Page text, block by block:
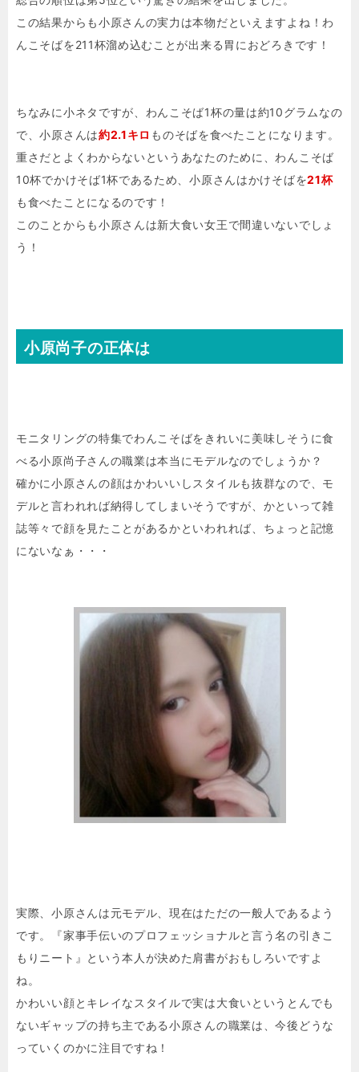
この結果からも小原さんの実力は本物だといえますよね！わ
んこそばを211杯溜め込むことが出来る胃におどろきです！
ちなみに小ネタですが、わんこそば1杯の量は約10グラムなの
で、小原さんは約2.1キロ ものそばを食べたことになります。
重さだとよくわからないというあなたのために、わんこそば
10杯でかけそば1杯であるため、小原さんはかけそばを21杯
も食べたことになるのです！
このことからも小原さんは新大食い女王で間違いないでしょ
う！
小原尚子の正体は
モニタリングの特集でわんこそばをきれいに美味しそうに食
べる小原尚子さんの職業は本当にモデルなのでしょうか？
確かに小原さんの顔はかわいいしスタイルも抜群なので、モ
デルと言われれば納得してしまいそうですが、かといって雑
誌等々で顔を見たことがあるかといわれれば、ちょっと記憶
にないなぁ・・・
実際、小原さんは元モデル、現在はただの一般人であるよう
です。『家事手伝いのプロフェッショナルと言う名の引きこ
もりニート』という本人が決めた肩書がおもしろいですよ
ね。
かわいい顔とキレイなスタイルで実は大食いというとんでも
ないギャップの持ち主である小原さんの職業は、今後どうな
っていくのかに注目ですね！